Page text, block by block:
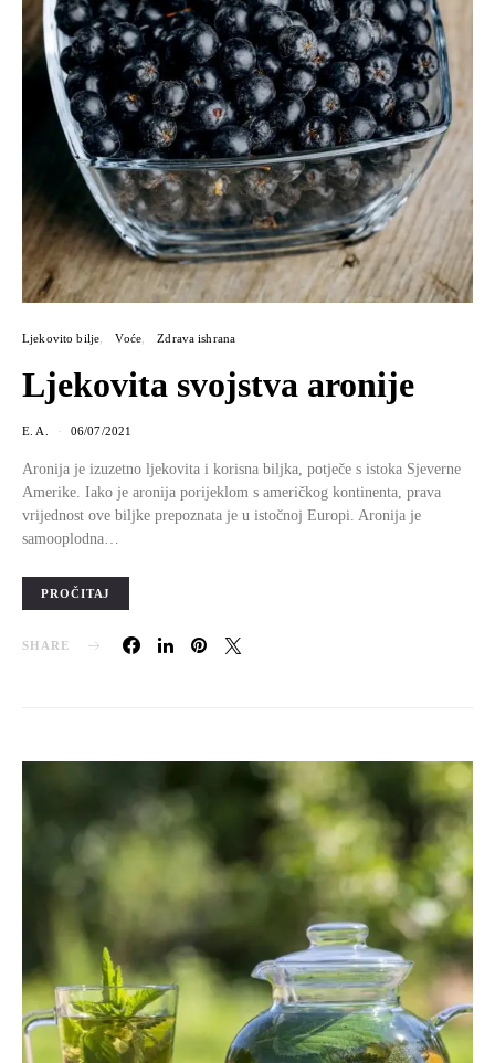
Ljekovito bilje Voće Zdrava ishrana
Ljekovita svojstva aronije
E. A. 06/07/2021
Aronija je izuzetno ljekovita i korisna biljka, potječe s istoka Sjeverne
Amerike. Iako je aronija porijeklom s američkog kontinenta, prava
vrijednost ove biljke prepoznata je u istočnoj Europi. Aronija je
samooplodna…
PROČITAJ
SHARE